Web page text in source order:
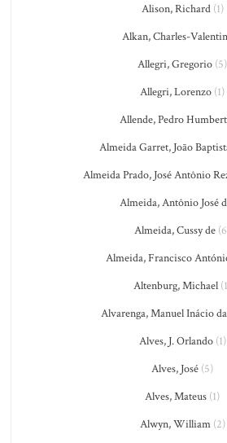
Alison, Richard(1)
Alkan, Charles-Valentin
Allegri, Gregorio (5)
Allegri, Lorenzo (1)
Allende, Pedro
Almeida Garret, João
Almeida Prado, José Antônio
Almeida, Antônio José
Almeida, Cussy de
Almeida, Francisco
Altenburg, Michael
Alvarenga, Manuel Inácio
Alves, J. Orlando(1)
Alves, José (5)
Alves, Mateus (1)
Alwyn, William(2)